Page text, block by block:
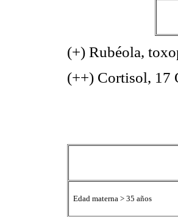
(+) Rubéola,
(++) Cortisol, 17
Edad materna > 35 años